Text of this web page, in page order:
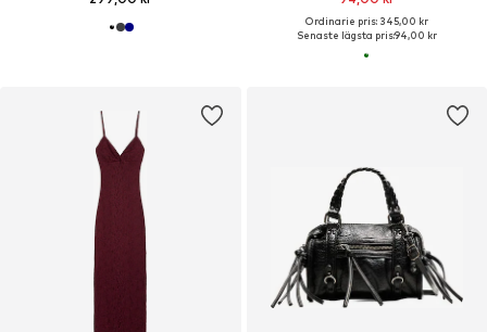
Ordinarie pris: 345,00 kr
Senaste lägsta pris:94,00 kr